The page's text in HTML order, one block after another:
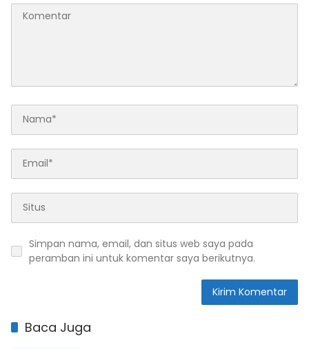
Simpan nama, email, dan situs web saya pada
peramban ini untuk komentar saya berikutnya.
Baca Juga